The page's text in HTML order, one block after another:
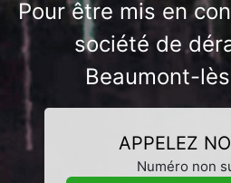
Pour être mis en
société de
Beaumont-
APPELEZ
Numéro non